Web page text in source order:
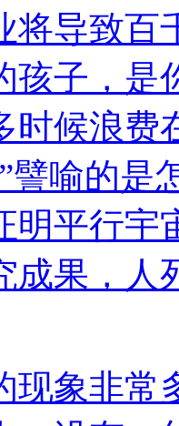
将导致百
孩子，是
时候浪费
譬喻的是
明平行宇
成果，人
现象非常